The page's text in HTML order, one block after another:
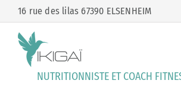
Passer
au
contenu
16 rue des lilas 67390 ELSENHEIM
NUTRITIONNISTE ET COACH